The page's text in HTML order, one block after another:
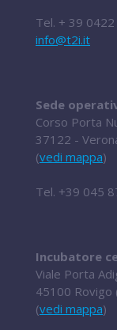
Tel. + 39
info@t2i.it
Sede
Corso Porta
37122 -
(vedi mappa)
Tel. +39 045
Incubatore
Viale Porta
45100 Rovigo
(vedi mappa)